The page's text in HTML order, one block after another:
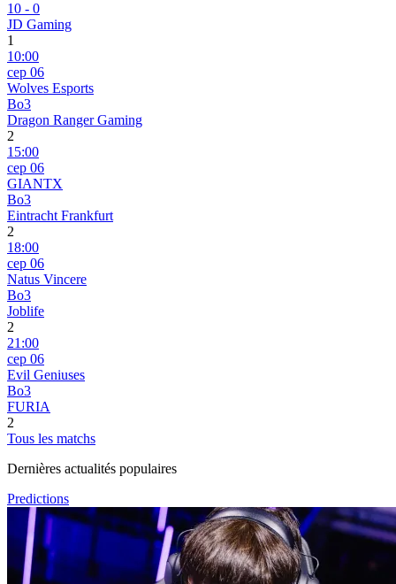
10 - 0
JD Gaming
1
10:00
сер 06
Wolves Esports
Bo3
Dragon Ranger Gaming
2
15:00
сер 06
GIANTX
Bo3
Eintracht Frankfurt
2
18:00
сер 06
Natus Vincere
Bo3
Joblife
2
21:00
сер 06
Evil Geniuses
Bo3
FURIA
2
Tous les matchs
Dernières actualités populaires
Predictions